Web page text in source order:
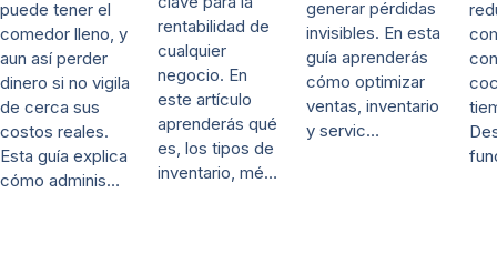
puede tener el
comedor lleno, y
aun así perder
dinero si no vigila
de cerca sus
costos reales.
Esta guía explica
cómo adminis…
rentabilidad de
cualquier
negocio. En
este artículo
aprenderás qué
es, los tipos de
inventario, mé…
generar pérdidas
invisibles. En esta
guía aprenderás
cómo optimizar
ventas, inventario
y servic…